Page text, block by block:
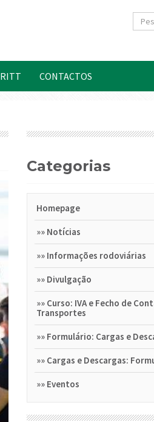
RITT CONTACTOS
Categorias
Homepage
»» Notícias
»» Informações rodoviárias
»» Divulgação
»» Curso: IVA e Fecho de
Transportes
»» Formulário: Cargas e
»» Cargas e Descargas:
»» Eventos